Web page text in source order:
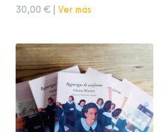
30,00 € | Ver más